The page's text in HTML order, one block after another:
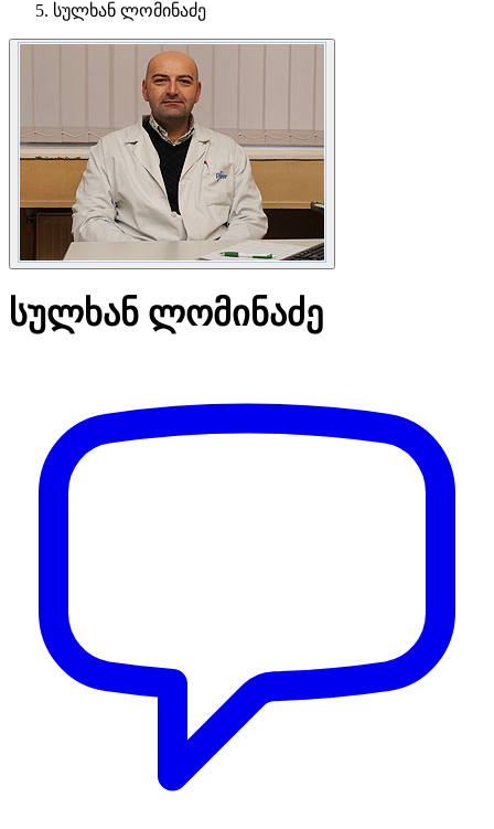
სულხან ლომინაძე
სულხან ლომინაძე